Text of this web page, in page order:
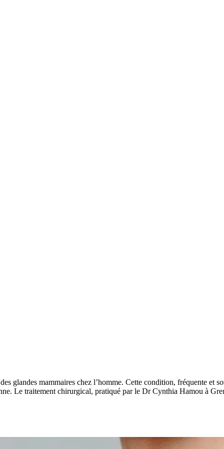
glandes mammaires chez l’homme. Cette condition, fréquente et
Le traitement chirurgical, pratiqué par le Dr Cynthia Hamou à